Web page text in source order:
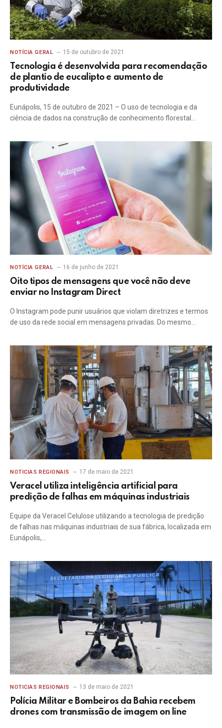
NOTÍCIA GERAL 15 de outubro de 2021
Tecnologia é desenvolvida para recomendação
de plantio de eucalipto e aumento de
produtividade
Eunápolis, 15 de outubro de 2021 – O uso de tecnologia e da
ciência de dados na construção de conhecimento florestal…
NOTÍCIA GERAL 16 de junho de 2021
Oito tipos de mensagens que você não deve
enviar no Instagram Direct
O Instagram pode punir usuários que violam diretrizes e termos
de uso da rede social em mensagens privadas. Do mesmo…
NOTICIAS REGIONAIS 17 de maio de 2021
Veracel utiliza inteligência artificial para
predição de falhas em máquinas industriais
Equipe da Veracel Celulose utilizando a tecnologia de predição
de falhas nas máquinas industriais de sua fábrica, localizada em
Eunápolis,…
NOTICIAS REGIONAIS 13 de maio de 2021
Polícia Militar e Bombeiros da Bahia recebem
drones com transmissão de imagem on line